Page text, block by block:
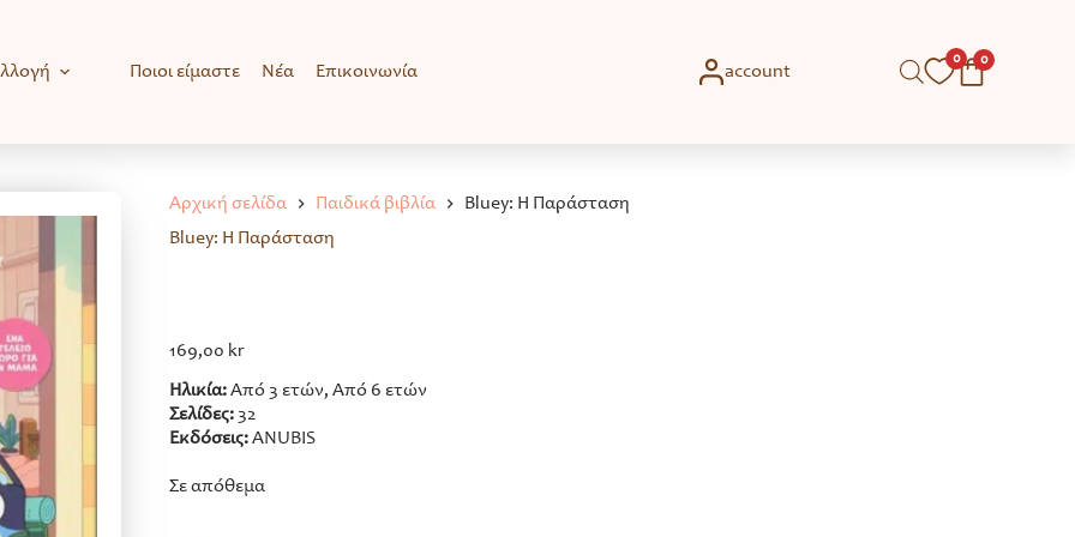
Ποιοι είμαστε Νέα Επικοινωνία account
0 0
Αρχική σελίδα Παιδικά βιβλία
Bluey: Η Παράσταση
Bluey: Η Παράσταση
169,00 kr
Ηλικία:Από 3 ετών, Από 6 ετών
Σελίδες: 32
Εκδόσεις:ANUBIS
Σε απόθεμα